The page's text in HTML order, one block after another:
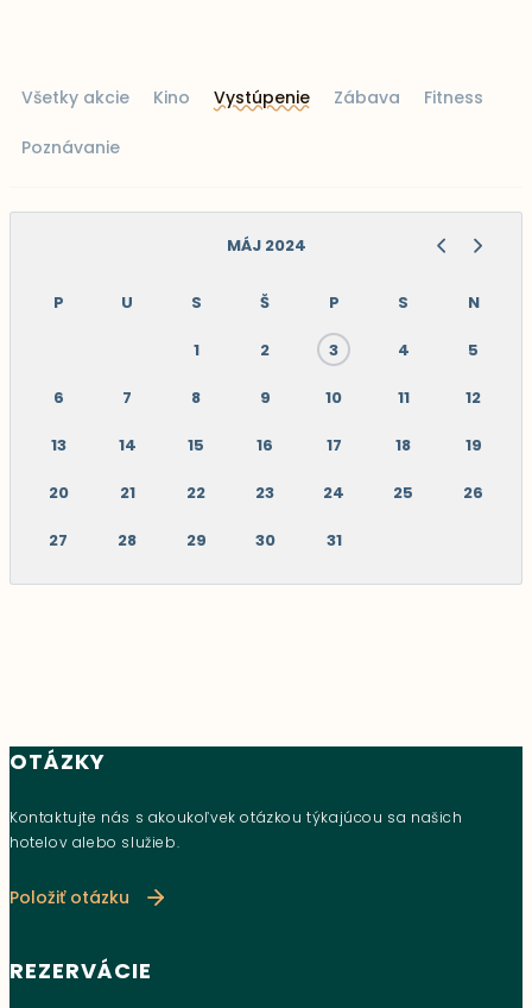
Všetky akcie Kino Vystúpenie Zábava Fitness
Poznávanie
MÁJ 2024
P U S Š P S N
1 2 3 4 5
6 7 8 9 10 11 12
13 14 15 16 17 18 19
20 21 22 23 24 25 26
27 28 29 30 31
OTÁZKY
Kontaktujte nás s akoukoľvek otázkou týkajúcou sa našich
hotelov alebo služieb.
Položiť otázku
REZERVÁCIE